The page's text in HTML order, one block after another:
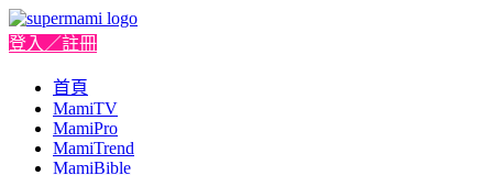
登入／註冊
首頁
MamiTV
MamiPro
MamiTrend
MamiBible